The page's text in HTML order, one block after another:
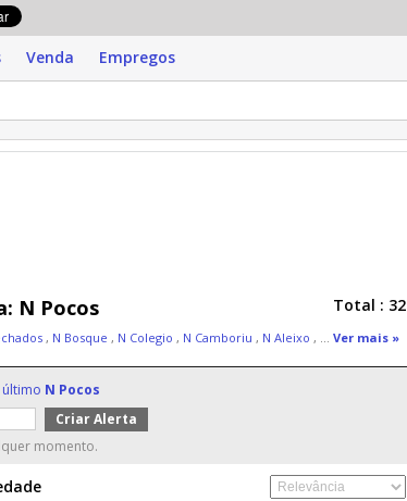
Venda Empregos
N Pocos Total : 32
, N Bosque , N Colegio , N Camboriu , N Aleixo , ... Ver mais »
N Pocos
momento.